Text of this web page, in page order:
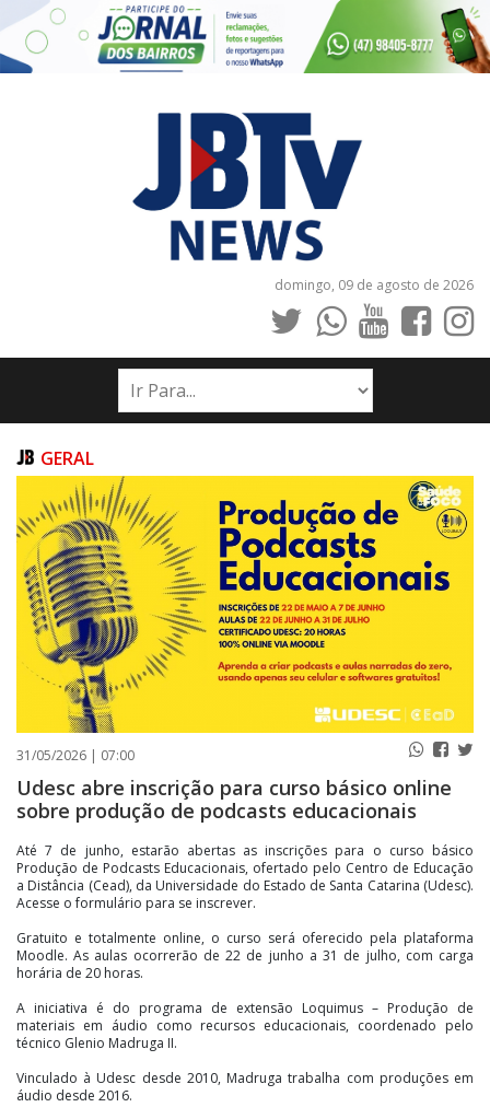
domingo, 09 de agosto de 2026
INÍCIO
NOTÍCIAS
PUBLICAÇÕES LEGAIS
CONTATO
GERAL
31/05/2026 | 07:00
Udesc abre inscrição para curso básico online
sobre produção de podcasts educacionais
Até 7 de junho, estarão abertas as inscrições para o curso básico
Produção de Podcasts Educacionais, ofertado pelo Centro de Educação
a Distância (Cead), da Universidade do Estado de Santa Catarina (Udesc).
Acesse o formulário para se inscrever.
Gratuito e totalmente online, o curso será oferecido pela plataforma
Moodle. As aulas ocorrerão de 22 de junho a 31 de julho, com carga
horária de 20 horas.
A iniciativa é do programa de extensão Loquimus – Produção de
materiais em áudio como recursos educacionais, coordenado pelo
técnico Glenio Madruga II.
Vinculado à Udesc desde 2010, Madruga trabalha com produções em
áudio desde 2016.